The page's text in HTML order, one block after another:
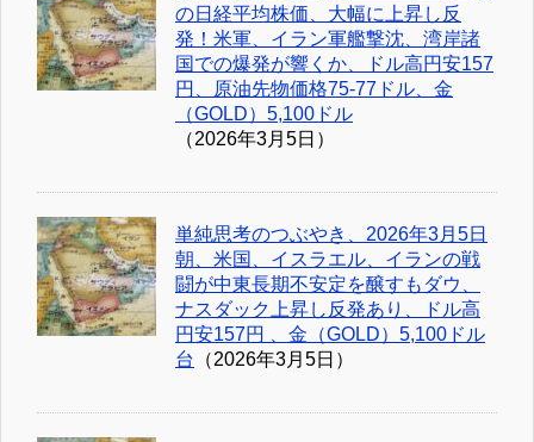
の日経平均株価、大幅に上昇し反
発！米軍、イラン軍艦撃沈、湾岸諸
国での爆発が響くか、ドル高円安157
円、原油先物価格75-77ドル、金
（GOLD）5,100ドル
（2026年3月5日）
単純思考のつぶやき、2026年3月5日
朝、米国、イスラエル、イランの戦
闘が中東長期不安定を醸すもダウ、
ナスダック上昇し反発あり、ドル高
円安157円 、金（GOLD）5,100ドル
台
（2026年3月5日）